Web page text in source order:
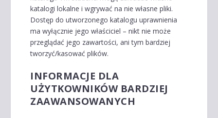
katalogi lokalne i wgrywać na nie własne pliki.
Dostęp do utworzonego katalogu uprawnienia
ma wyłącznie jego właściciel – nikt nie może
przeglądać jego zawartości, ani tym bardziej
tworzyć/kasować plików.
INFORMACJE DLA
UŻYTKOWNIKÓW BARDZIEJ
ZAAWANSOWANYCH